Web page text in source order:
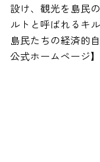
設け、観光を島民
ルトと呼ばれるキ
島民たちの経済的
公式ホームページ